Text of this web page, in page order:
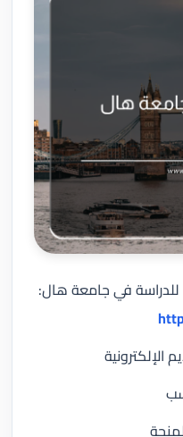
في جامعة هال:
الإلكترونية